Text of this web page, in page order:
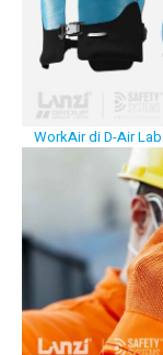
WorkAir di D-Air